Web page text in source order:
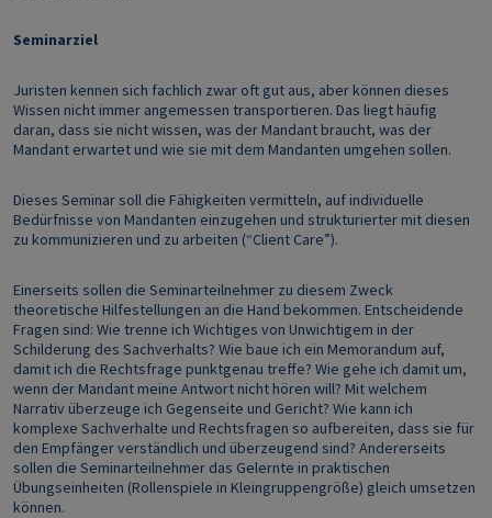
Seminarziel
Juristen kennen sich fachlich zwar oft gut aus, aber können dieses
Wissen nicht immer angemessen transportieren. Das liegt häufig
daran, dass sie nicht wissen, was der Mandant braucht, was der
Mandant erwartet und wie sie mit dem Mandanten umgehen sollen.
Dieses Seminar soll die Fähigkeiten vermitteln, auf individuelle
Bedürfnisse von Mandanten einzugehen und strukturierter mit diesen
zu kommunizieren und zu arbeiten (“Client Care”).
Einerseits sollen die Seminarteilnehmer zu diesem Zweck
theoretische Hilfestellungen an die Hand bekommen. Entscheidende
Fragen sind: Wie trenne ich Wichtiges von Unwichtigem in der
Schilderung des Sachverhalts? Wie baue ich ein Memorandum auf,
damit ich die Rechtsfrage punktgenau treffe? Wie gehe ich damit um,
wenn der Mandant meine Antwort nicht hören will? Mit welchem
Narrativ überzeuge ich Gegenseite und Gericht? Wie kann ich
komplexe Sachverhalte und Rechtsfragen so aufbereiten, dass sie für
den Empfänger verständlich und überzeugend sind? Andererseits
sollen die Seminarteilnehmer das Gelernte in praktischen
Übungseinheiten (Rollenspiele in Kleingruppengröße) gleich umsetzen
können.